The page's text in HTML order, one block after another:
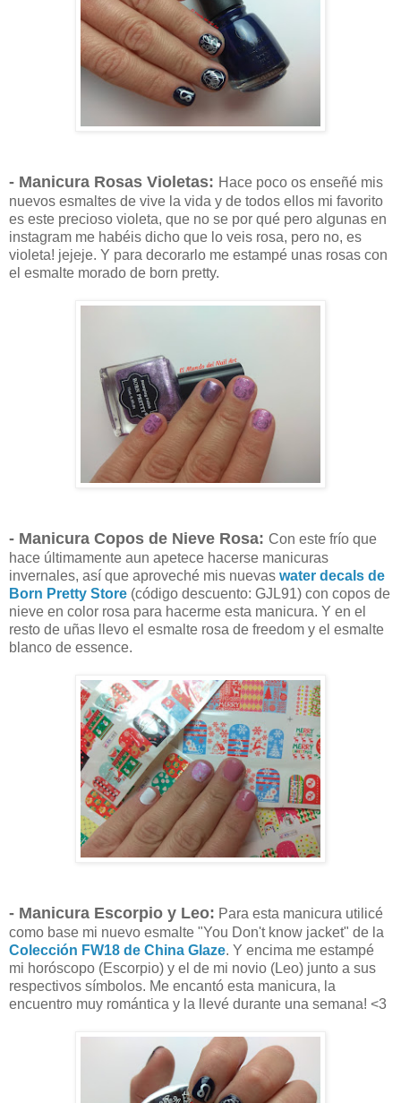
- Manicura Rosas Violetas: Hace poco os enseñé mis
nuevos esmaltes de vive la vida y de todos ellos mi favorito
es este precioso violeta, que no se por qué pero algunas en
instagram me habéis dicho que lo veis rosa, pero no, es
violeta! jejeje. Y para decorarlo me estampé unas rosas con
el esmalte morado de born pretty.
- Manicura Copos de Nieve Rosa: Con este frío que
hace últimamente aun apetece hacerse manicuras
invernales, así que aproveché mis nuevas water decals de
Born Pretty Store (código descuento: GJL91) con copos de
nieve en color rosa para hacerme esta manicura. Y en el
resto de uñas llevo el esmalte rosa de freedom y el esmalte
blanco de essence.
- Manicura Escorpio y Leo: Para esta manicura utilicé
como base mi nuevo esmalte "You Don't know jacket" de la
Colección FW18 de China Glaze. Y encima me estampé
mi horóscopo (Escorpio) y el de mi novio (Leo) junto a sus
respectivos símbolos. Me encantó esta manicura, la
encuentro muy romántica y la llevé durante una semana! <3